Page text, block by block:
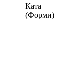
Ката
(Форми)